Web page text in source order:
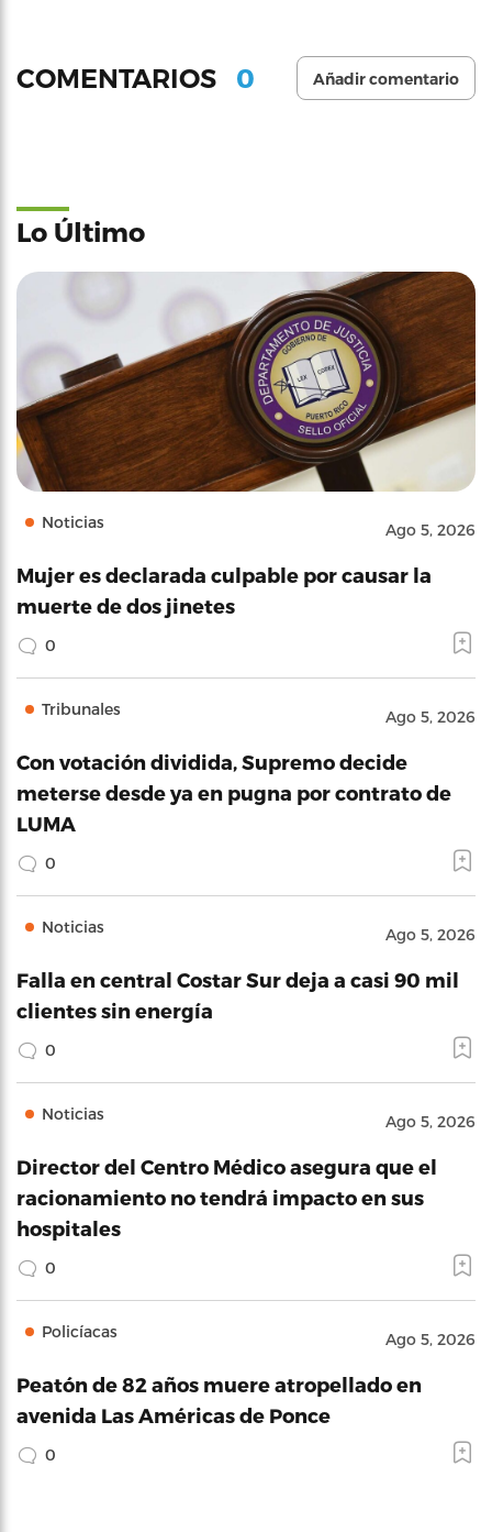
COMENTARIOS 0 Añadir comentario
Lo Último
Noticias Ago 5, 2026
Mujer es declarada culpable por causar la
muerte de dos jinetes
0
Tribunales Ago 5, 2026
Con votación dividida, Supremo decide
meterse desde ya en pugna por contrato de
LUMA
0
Noticias Ago 5, 2026
Falla en central Costar Sur deja a casi 90 mil
clientes sin energía
0
Noticias Ago 5, 2026
Director del Centro Médico asegura que el
racionamiento no tendrá impacto en sus
hospitales
0
Policíacas Ago 5, 2026
Peatón de 82 años muere atropellado en
avenida Las Américas de Ponce
0